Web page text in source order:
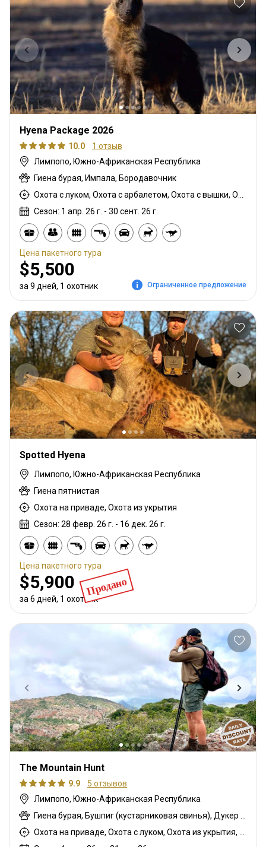
Hyena Package 2026
10.0
1 отзыв
Лимпопо, Южно-Африканская Республика
Гиена бурая, Импала, Бородавочник
Сезон: 1 апр. 26 г. - 30 сент. 26 г.
Цена пакетного тура
$5,500
за 9 дней, 1 охотник Ограниченное предложение
Spotted Hyena
Лимпопо, Южно-Африканская Республика
Гиена пятнистая
Охота на приваде, Охота из укрытия
Сезон: 28 февр. 26 г. - 16 дек. 26 г.
Продано
Цена пакетного тура
$5,900
за 6 дней, 1 охотник
The Mountain Hunt
9.9
5 отзывов
Лимпопо, Южно-Африканская Республика
Гиена бурая, Бушпиг (кустарниковая свинья), Дукер кустарниковый, Антилопа прыгун, Бушбок (Лимпопо), Дукер красный, Большой южный куду
Охота на приваде, Охота с луком, Охота из укрытия, Горная охота, Охота с карабином, Охота с подхода